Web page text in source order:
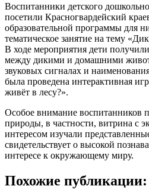
Воспитанники детского
посетили Красногвардейский
образовательной программы для
тематическое занятие на тему
В ходе мероприятия дети
между дикими и домашними
звуковых сигналах и
была проведена интерактивная
живёт в лесу?».
Особое внимание воспитанников
природы, в частности, витрина с
интересом изучали
свидетельствует о высокой
интересе к окружающему миру.
Похожие публикации: